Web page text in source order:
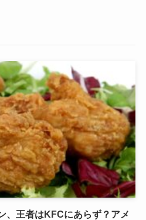
、王者はKFCにあらず？アメ